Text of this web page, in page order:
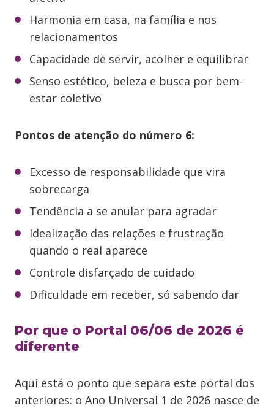
Harmonia em casa, na família e nos
relacionamentos
Capacidade de servir, acolher e equilibrar
Senso estético, beleza e busca por bem-
estar coletivo
Pontos de atenção do número 6:
Excesso de responsabilidade que vira
sobrecarga
Tendência a se anular para agradar
Idealização das relações e frustração
quando o real aparece
Controle disfarçado de cuidado
Dificuldade em receber, só sabendo dar
Por que o Portal 06/06 de 2026 é
diferente
Aqui está o ponto que separa este portal dos
anteriores: o Ano Universal 1 de 2026 nasce de